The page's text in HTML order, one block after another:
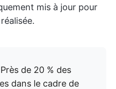
mis à jour pour
Près de 20 % des
dans le cadre de